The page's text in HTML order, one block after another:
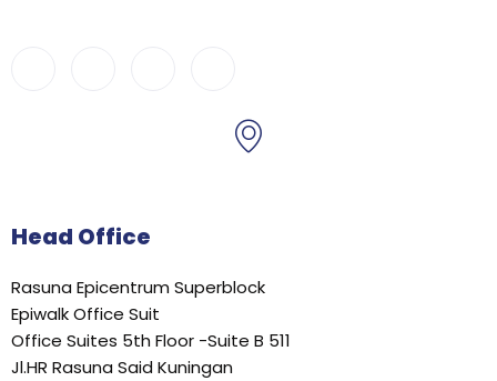
Head Office
Rasuna Epicentrum Superblock
Epiwalk Office Suit
Office Suites 5th Floor -Suite B 511
Jl.HR Rasuna Said Kuningan